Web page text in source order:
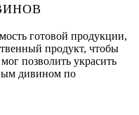
готовой продукции,
продукт, чтобы
позволить украсить
дивином по